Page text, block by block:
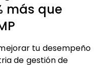
más que
tu desempeño
de gestión de